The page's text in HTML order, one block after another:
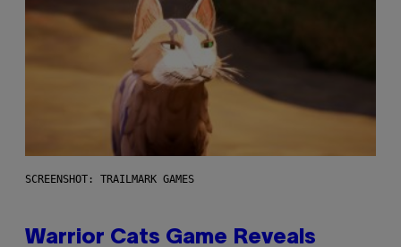
SCREENSHOT: TRAILMARK GAMES
Warrior Cats Game Reveals